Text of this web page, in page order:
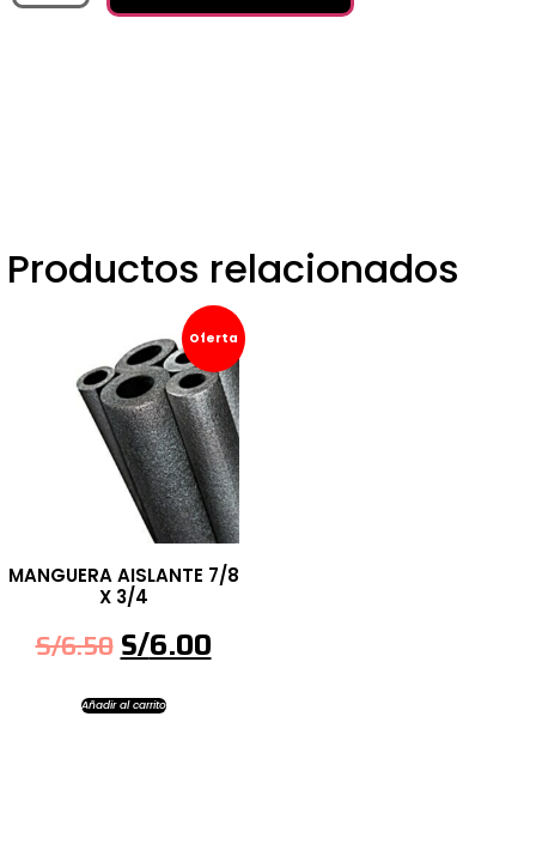
Productos relacionados
Oferta
MANGUERA AISLANTE 7/8
X 3/4
S/6.50S/6.00
Añadir al carrito